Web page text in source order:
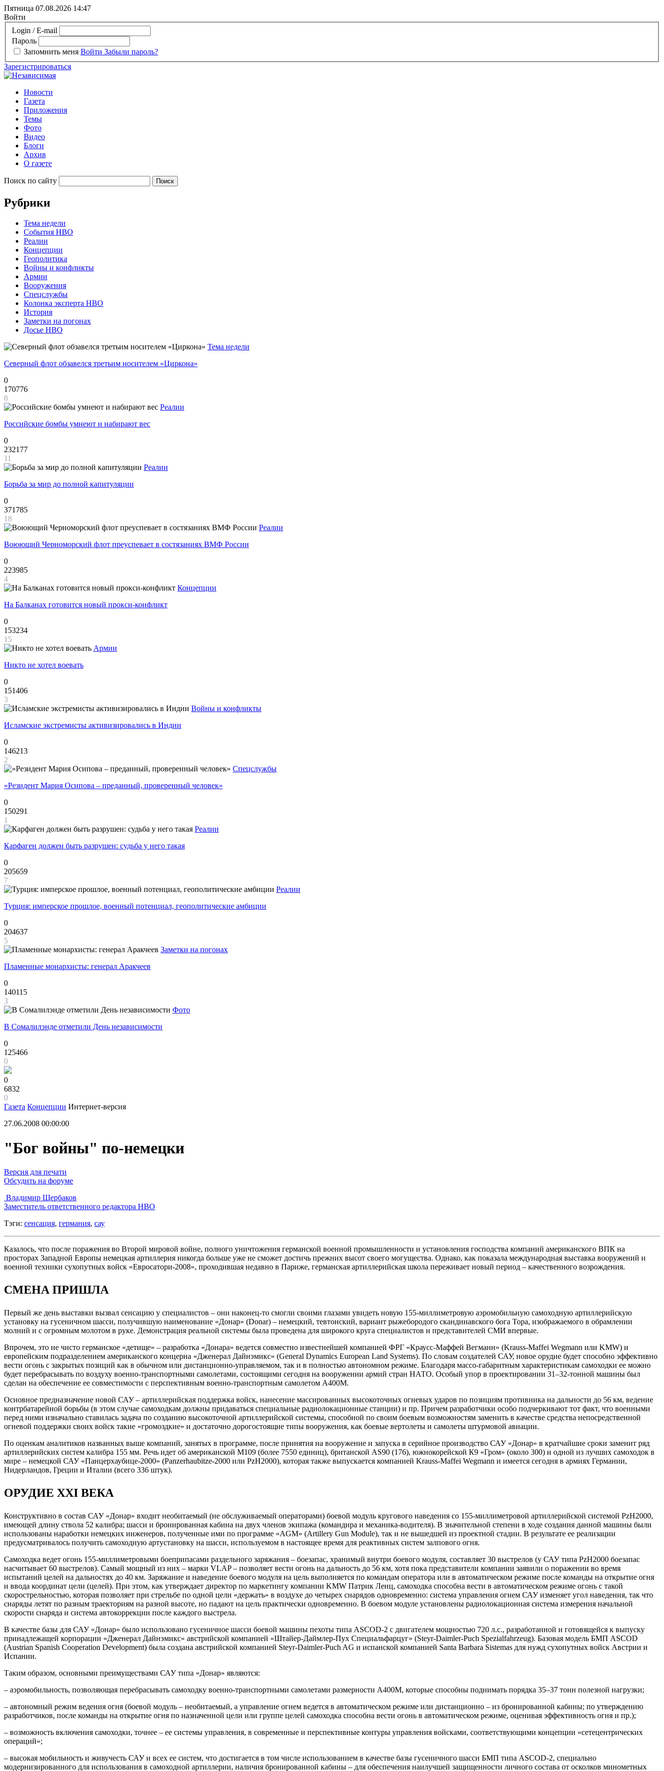
Пятница 07.08.2026 14:47
Войти
Login / E-mail
Пароль
Запомнить меня Войти Забыли пароль?
Зарегистрироваться
Новости
Газета
Приложения
Темы
Фото
Видео
Блоги
Архив
О газете
Поиск по сайту
Рубрики
Тема недели
События НВО
Реалии
Концепции
Геополитика
Войны и конфликты
Армии
Вооружения
Спецслужбы
Колонка эксперта НВО
История
Заметки на погонах
Досье НВО
Тема недели
Северный флот обзавелся третьим носителем «Циркона»
0
170776
8
Реалии
Российские бомбы умнеют и набирают вес
0
232177
11
Реалии
Борьба за мир до полной капитуляции
0
371785
18
Реалии
Воюющий Черноморский флот преуспевает в состязаниях ВМФ России
0
223985
4
Концепции
На Балканах готовится новый прокси-конфликт
0
153234
15
Армии
Никто не хотел воевать
0
151406
3
Войны и конфликты
Исламские экстремисты активизировались в Индии
0
146213
2
Спецслужбы
«Резидент Мария Осипова – преданный, проверенный человек»
0
150291
1
Реалии
Карфаген должен быть разрушен: судьба у него такая
0
205659
7
Реалии
Турция: имперское прошлое, военный потенциал, геополитические амбиции
0
204637
5
Заметки на погонах
Пламенные монархисты: генерал Аракчеев
0
140115
3
Фото
В Сомалилэнде отметили День независимости
0
125466
0
0
6832
0
Газета Концепции Интернет-версия
27.06.2008 00:00:00
"Бог войны" по-немецки
Версия для печати
Обсудить на форуме
Владимир Щербаков
Заместитель ответственного редактора НВО
Тэги: сенсация, германия, сау
Казалось, что после поражения во Второй мировой войне, полного уничтожения германской военной промышленности и установления господства компаний американского ВПК на
просторах Западной Европы немецкая артиллерия никогда больше уже не сможет достичь прежних высот своего могущества. Однако, как показала международная выставка вооружений и
военной техники сухопутных войск «Евросатори-2008», проходившая недавно в Париже, германская артиллерийская школа переживает новый период – качественного возрождения.
СМЕНА ПРИШЛА
Первый же день выставки вызвал сенсацию у специалистов – они наконец-то смогли своими глазами увидеть новую 155-миллиметровую аэромобильную самоходную артиллерийскую
установку на гусеничном шасси, получившую наименование «Донар» (Donar) – немецкий, тевтонский, вариант рыжебородого скандинавского бога Тора, изображаемого в обрамлении
молний и с огромным молотом в руке. Демонстрация реальной системы была проведена для широкого круга специалистов и представителей СМИ впервые.
Впрочем, это не чисто германское «детище» – разработка «Донара» ведется совместно известнейшей компанией ФРГ «Краусс-Маффей Вегманн» (Krauss-Maffei Wegmann или KMW) и
европейским подразделением американского концерна «Дженерал Дайнэмикс» (General Dynamics European Land Systems). По словам создателей САУ, новое орудие будет способно эффективно
вести огонь с закрытых позиций как в обычном или дистанционно-управляемом, так и в полностью автономном режиме. Благодаря массо-габаритным характеристикам самоходки ее можно
будет перебрасывать по воздуху военно-транспортными самолетами, состоящими сегодня на вооружении армий стран НАТО. Особый упор в проектировании 31–32-тонной машины был
сделан на обеспечение ее совместимости с перспективным военно-транспортным самолетом А400М.
Основное предназначение новой САУ – артиллерийская поддержка войск, нанесение массированных высокоточных огневых ударов по позициям противника на дальности до 56 км, ведение
контрбатарейной борьбы (в этом случае самоходкам должны придаваться специальные радиолокационные станции) и пр. Причем разработчики особо подчеркивают тот факт, что военными
перед ними изначально ставилась задача по созданию высокоточной артиллерийской системы, способной по своим боевым возможностям заменить в качестве средства непосредственной
огневой поддержки своих войск такие «громоздкие» и достаточно дорогостоящие типы вооружения, как боевые вертолеты и самолеты штурмовой авиации.
По оценкам аналитиков названных выше компаний, занятых в программе, после принятия на вооружение и запуска в серийное производство САУ «Донар» в кратчайшие сроки заменит ряд
артиллерийских систем калибра 155 мм. Речь идет об американской М109 (более 7550 единиц), британской AS90 (176), южнокорейской К9 «Гром» (около 300) и одной из лучших самоходок в
мире – немецкой САУ «Панцерхаубице-2000» (Panzerhaubitze-2000 или PzH2000), которая также выпускается компанией Krauss-Maffei Wegmann и имеется сегодня в армиях Германии,
Нидерландов, Греции и Италии (всего 336 штук).
ОРУДИЕ XXI ВЕКА
Конструктивно в состав САУ «Донар» входит необитаемый (не обслуживаемый операторами) боевой модуль кругового наведения со 155-миллиметровой артиллерийской системой PzH2000,
имеющей длину ствола 52 калибра; шасси и бронированная кабина на двух членов экипажа (командира и механика-водителя). В значительной степени в ходе создания данной машины были
использованы наработки немецких инженеров, полученные ими по программе «AGM» (Artillery Gun Module), так и не вышедшей из проектной стадии. В результате ее реализации
предусматривалось получить самоходную артустановку на шасси, используемом в настоящее время для реактивных систем залпового огня.
Самоходка ведет огонь 155-миллиметровыми боеприпасами раздельного заряжания – боезапас, хранимый внутри боевого модуля, составляет 30 выстрелов (у САУ типа PzH2000 боезапас
насчитывает 60 выстрелов). Самый мощный из них – марки VLAP – позволяет вести огонь на дальность до 56 км, хотя пока представители компании заявили о поражении во время
испытаний целей на дальностях до 40 км. Заряжание и наведение боевого модуля на цель выполняется по командам оператора или в автоматическом режиме после команды на открытие огня
и ввода координат цели (целей). При этом, как утверждает директор по маркетингу компании KMW Патрик Ленц, самоходка способна вести в автоматическом режиме огонь с такой
скорострельностью, которая позволяет при стрельбе по одной цели «держать» в воздухе до четырех снарядов одновременно: система управления огнем САУ изменяет угол наведения, так что
снаряды летят по разным траекториям на разной высоте, но падают на цель практически одновременно. В боевом модуле установлены радиолокационная система измерения начальной
скорости снаряда и система автокоррекции после каждого выстрела.
В качестве базы для САУ «Донар» было использовано гусеничное шасси боевой машины пехоты типа ASCOD-2 с двигателем мощностью 720 л.с., разработанной и готовящейся к выпуску
принадлежащей корпорации «Дженерал Дайнэмикс» австрийской компанией «Штайер-Даймлер-Пух Специальфарцуг» (Steyr-Daimler-Puch Spezialfahrzeug). Базовая модель БМП ASCOD
(Austrian Spanish Cooperation Development) была создана австрийской компанией Steyr-Daimler-Puch AG и испанской компанией Santa Barbara Sistemas для нужд сухопутных войск Австрии и
Испании.
Таким образом, основными преимуществами САУ типа «Донар» являются:
– аэромобильность, позволяющая перебрасывать самоходку военно-транспортными самолетами размерности А400М, которые способны поднимать порядка 35–37 тонн полезной нагрузки;
– автономный режим ведения огня (боевой модуль – необитаемый, а управление огнем ведется в автоматическом режиме или дистанционно – из бронированной кабины; по утверждению
разработчиков, после команды на открытие огня по назначенной цели или группе целей самоходка способна вести огонь в автоматическом режиме, оценивая эффективность огня и пр.);
– возможность включения самоходки, точнее – ее системы управления, в современные и перспективные контуры управления войсками, соответствующими концепции «сетецентрических
операций»;
– высокая мобильность и живучесть САУ и всех ее систем, что достигается в том числе использованием в качестве базы гусеничного шасси БМП типа ASCOD-2, специально
модернизированного для использования в самоходной артиллерии, наличия бронированной кабины – для обеспечения наилучшей защищенности личного состава от осколков минометных